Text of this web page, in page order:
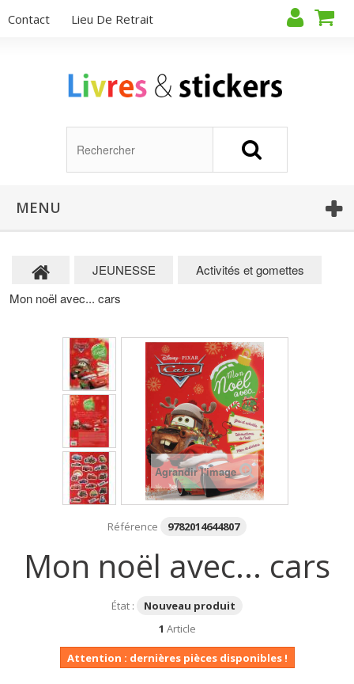
Contact Lieu De Retrait
MENU
JEUNESSE
Activités et gomettes
Mon noël avec... cars
Agrandir l'image
Référence 9782014644807
Mon noël avec... cars
État :
Nouveau produit
1 Article
Attention : dernières pièces disponibles !